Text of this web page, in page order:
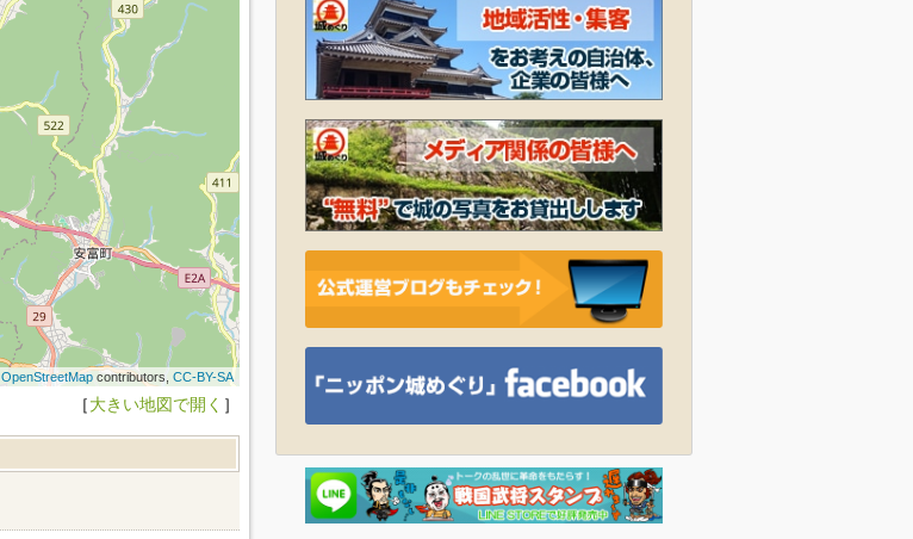
OpenStreetMapcontributors, CC-BY-SA
［大きい地図で開く ］